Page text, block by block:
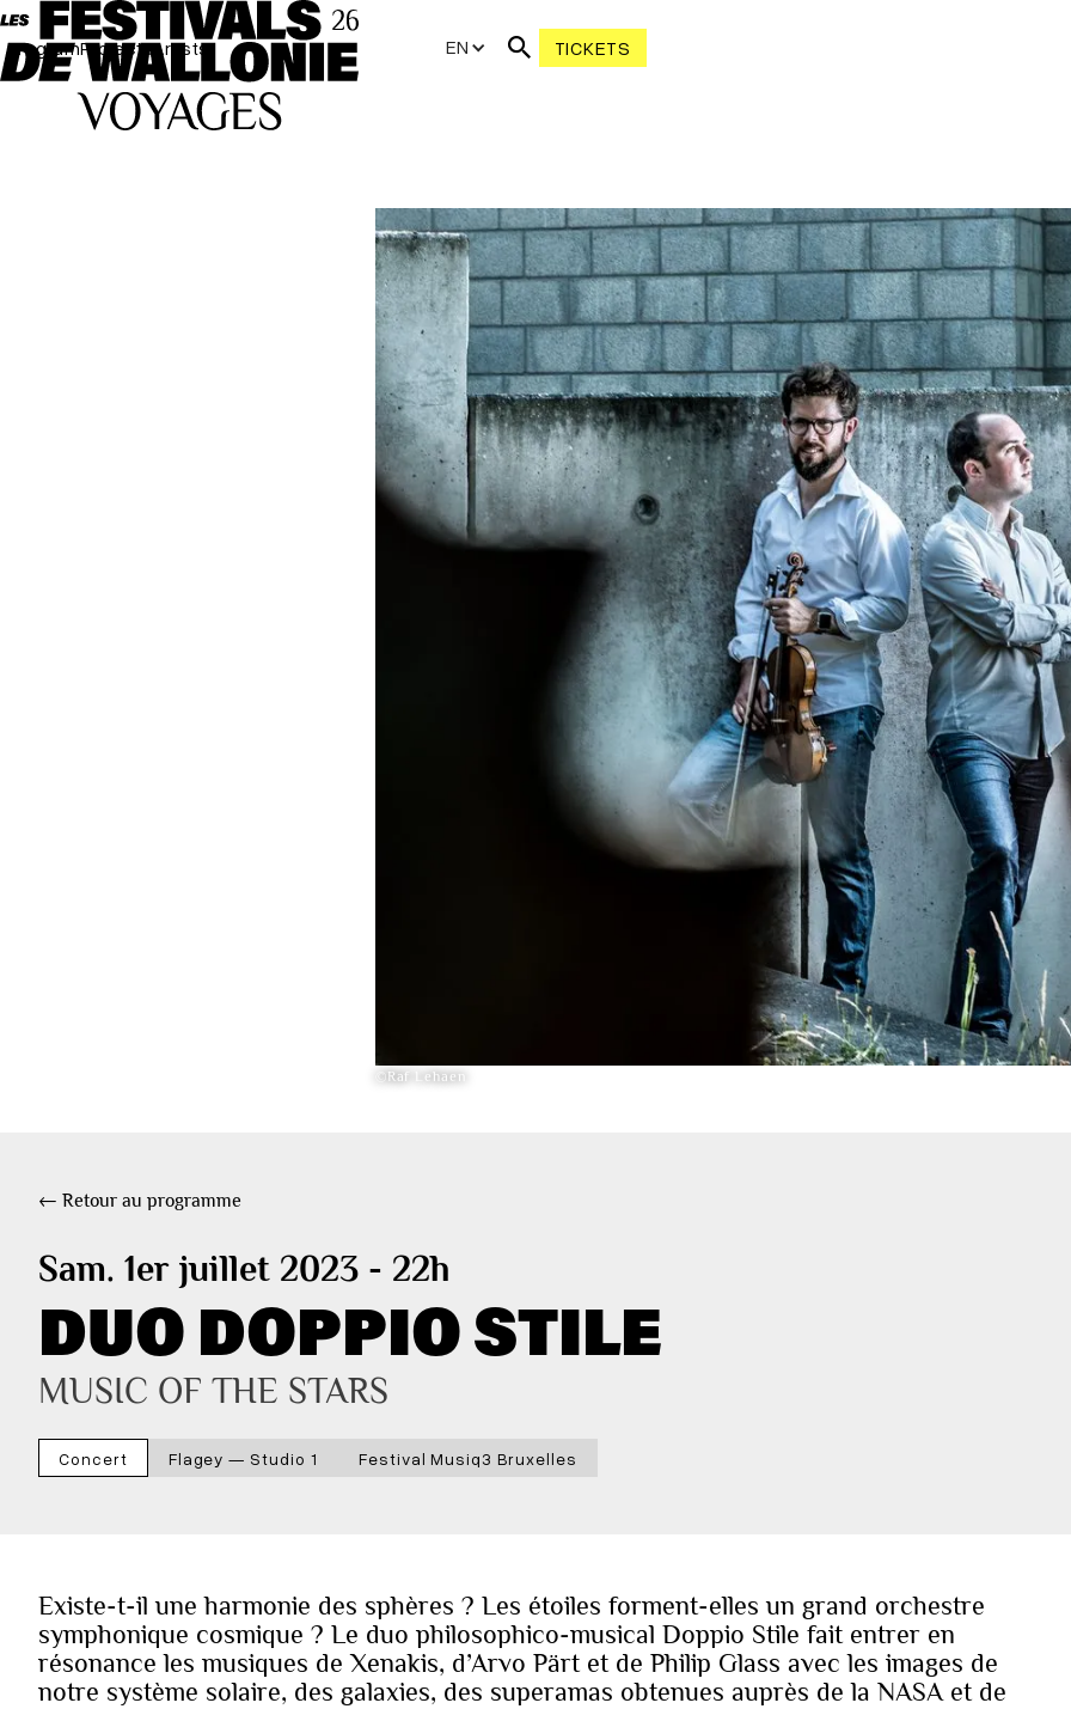
ProgramProjectsArtists EN TICKETS
©Raf Lehaen
← Retour au programme
Sam. 1er juillet 2023 - 22h
DUO DOPPIO STILE
MUSIC OF THE STARS
Concert Flagey — Studio 1 Festival Musiq3 Bruxelles
Existe-t-il une harmonie des sphères ? Les étoiles forment-elles un grand orchestre
symphonique cosmique ? Le duo philosophico-musical Doppio Stile fait entrer en
résonance les musiques de Xenakis, d’Arvo Pärt et de Philip Glass avec les images de
notre système solaire, des galaxies, des superamas obtenues auprès de la NASA et de